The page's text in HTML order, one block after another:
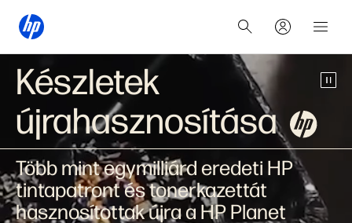
Készletek
újrahasznosítása
Több mint egymilliárd eredeti HP
tintapatront és tonerkazettát
hasznosítottak újra a HP Planet